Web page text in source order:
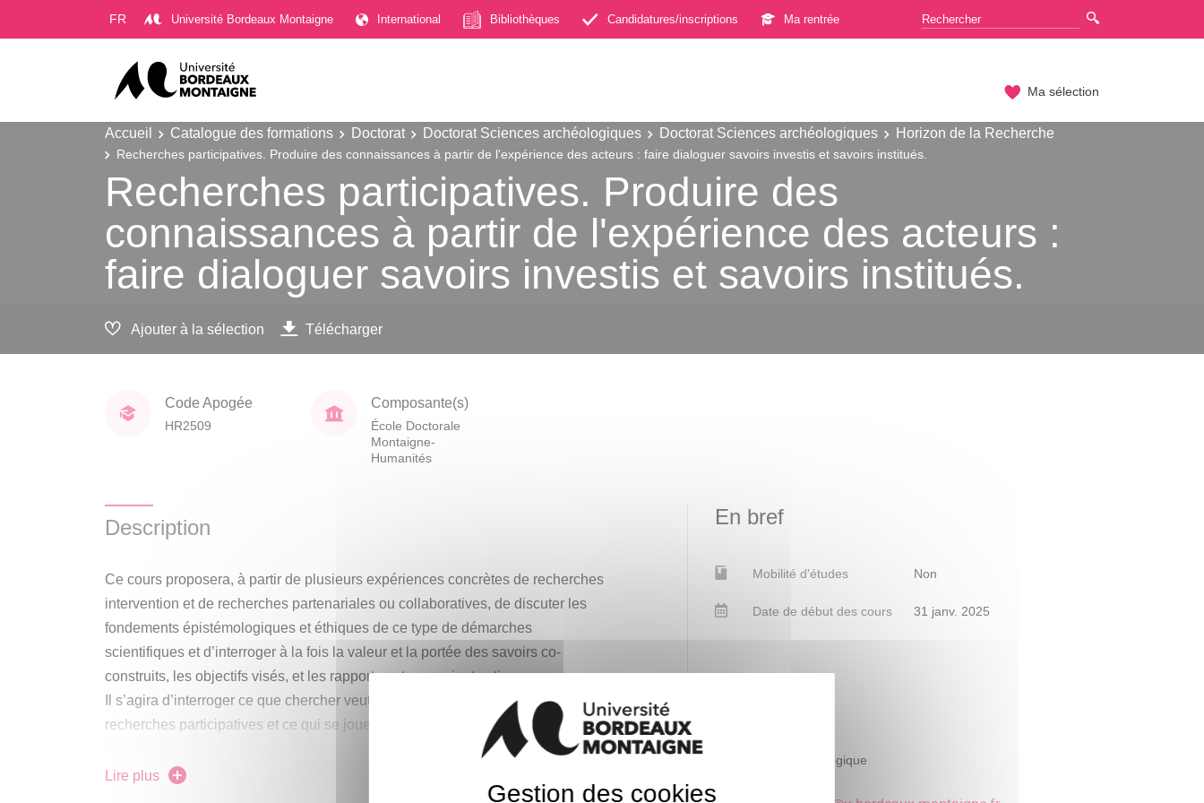
FR Université Bordeaux Montaigne International Bibliothèques Candidatures/inscriptions Ma rentrée
Ma sélection
Accueil Catalogue des formations Doctorat Doctorat Sciences archéologiques Doctorat Sciences archéologiques Horizon de la Recherche
Recherches participatives. Produire des connaissances à partir de l'expérience des acteurs : faire dialoguer savoirs investis et savoirs institués.
Recherches participatives. Produire des
connaissances à partir de l'expérience des acteurs :
faire dialoguer savoirs investis et savoirs institués.
Ajouter à la sélection Télécharger
Code Apogée
HR2509
Composante(s)
École Doctorale
Montaigne-
Humanités
Description
Ce cours proposera, à partir de plusieurs expériences concrètes de recherches
intervention et de recherches partenariales ou collaboratives, de discuter les
fondements épistémologiques et éthiques de ce type de démarches
scientifiques et d’interroger à la fois la valeur et la portée des savoirs co-
construits, les objectifs visés, et les rapports entre savoir et action.
Il s’agira d’interroger ce que chercher veut dire quand on développe des
recherches participatives et ce qui se joue quand on produit des connaissances
à partir du dialogue entre « savoirs investis » et « savoirs institués ».
Le cours s’intéressera dans un premier temps aux différentes acceptions des
Lire plus
En bref
Mobilité d'études Non
Date de début des cours 31 janv. 2025
Responsable pédagogique
Gestion des cookies